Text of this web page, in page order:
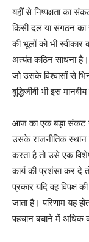
यहीं से निष्पक्षता का
किसी दल या संगठन का
की भूलों को भी स्वीकार
अत्यंत कठिन साधना
जो उसके विश्वासों से
बुद्धिजीवी भी इस
आज का एक बड़ा संकट
उसके राजनीतिक स्थान
करता है तो उसे एक
कार्य की प्रशंसा कर दे
प्रकार यदि वह विपक्ष
जाता है। परिणाम यह
पहचान बचाने में अधिक